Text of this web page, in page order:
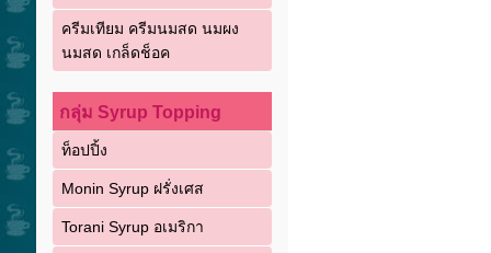
ครีมเทียม ครีมนมสด นมผง
นมสด เกล็ดช็อค
กลุ่ม Syrup Topping
ท็อปปิ้ง
Monin Syrup ฝรั่งเศส
Torani Syrup อเมริกา